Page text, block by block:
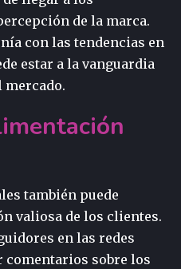
de la marca.
con las tendencias en
estar a la vanguardia
mercado.
también puede
valiosa de los clientes.
en las redes
comentarios sobre los